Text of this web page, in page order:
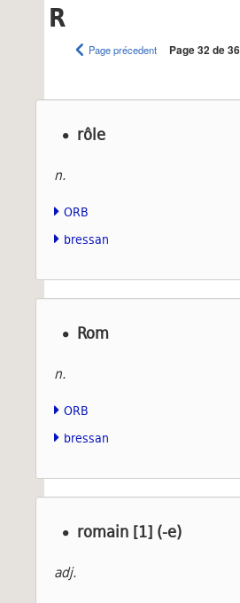
R
Page précedent Page 32 de 36
rôle
n.
ORB
bressan
Rom
n.
ORB
bressan
romain [1] (-e)
adj.